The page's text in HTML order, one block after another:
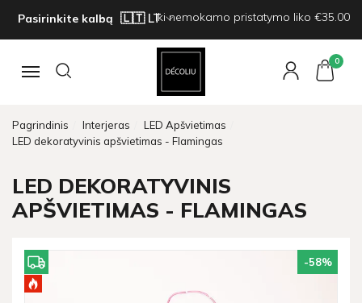
Pasirinkite kalbą Iki nemokamo pristatymo liko €35.00
Navigacija
0
Pagrindinis Interjeras
LED Apšvietimas
LED dekoratyvinis apšvietimas - Flamingas
LED DEKORATYVINIS
APŠVIETIMAS - FLAMINGAS
-58%